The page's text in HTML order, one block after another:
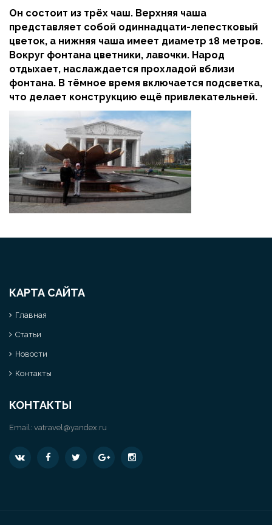
Он состоит из трёх чаш. Верхняя чаша
представляет собой одиннадцати-лепестковый
цветок, а нижняя чаша имеет диаметр 18 метров.
Вокруг фонтана цветники, лавочки. Народ
отдыхает, наслаждается прохладой вблизи
фонтана. В тёмное время включается подсветка,
что делает конструкцию ещё привлекательней.
КАРТА САЙТА
Главная
Статьи
Новости
Контакты
КОНТАКТЫ
Email: vatravel@yandex.ru